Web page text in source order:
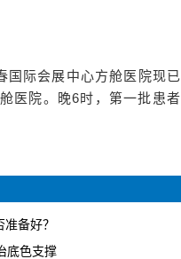
国际会展中心方舱医院现已
医院。晚6时，第一批患者
备好？
底色支撑